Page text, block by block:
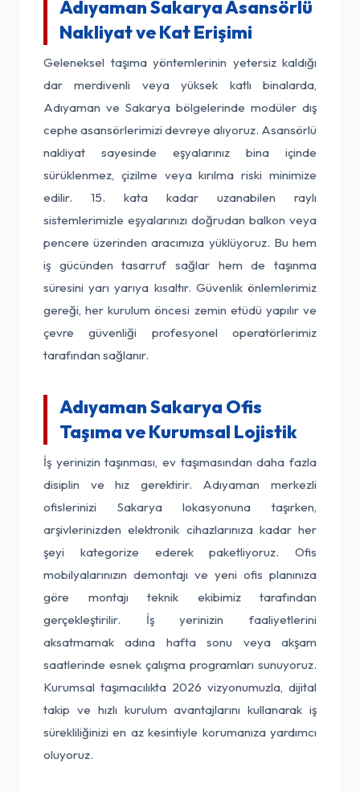
Adıyaman Sakarya Asansörlü
Nakliyat ve Kat Erişimi
Geleneksel taşıma yöntemlerinin yetersiz kaldığı
dar merdivenli veya yüksek katlı binalarda,
Adıyaman ve Sakarya bölgelerinde modüler dış
cephe asansörlerimizi devreye alıyoruz. Asansörlü
nakliyat sayesinde eşyalarınız bina içinde
sürüklenmez, çizilme veya kırılma riski minimize
edilir. 15. kata kadar uzanabilen raylı
sistemlerimizle eşyalarınızı doğrudan balkon veya
pencere üzerinden aracımıza yüklüyoruz. Bu hem
iş gücünden tasarruf sağlar hem de taşınma
süresini yarı yarıya kısaltır. Güvenlik önlemlerimiz
gereği, her kurulum öncesi zemin etüdü yapılır ve
çevre güvenliği profesyonel operatörlerimiz
tarafından sağlanır.
Adıyaman Sakarya Ofis
Taşıma ve Kurumsal Lojistik
İş yerinizin taşınması, ev taşımasından daha fazla
disiplin ve hız gerektirir. Adıyaman merkezli
ofislerinizi Sakarya lokasyonuna taşırken,
arşivlerinizden elektronik cihazlarınıza kadar her
şeyi kategorize ederek paketliyoruz. Ofis
mobilyalarınızın demontajı ve yeni ofis planınıza
göre montajı teknik ekibimiz tarafından
gerçekleştirilir. İş yerinizin faaliyetlerini
aksatmamak adına hafta sonu veya akşam
saatlerinde esnek çalışma programları sunuyoruz.
Kurumsal taşımacılıkta 2026 vizyonumuzla, dijital
takip ve hızlı kurulum avantajlarını kullanarak iş
sürekliliğinizi en az kesintiyle korumanıza yardımcı
oluyoruz.